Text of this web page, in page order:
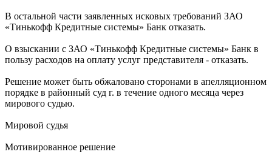
В остальной части заявленных исковых требований ЗАО
«Тинькофф Кредитные системы» Банк отказать.
О взыскании с ЗАО «Тинькофф Кредитные системы» Банк в
пользу расходов на оплату услуг представителя - отказать.
Решение может быть обжаловано сторонами в апелляционном
порядке в районный суд г. в течение одного месяца через
мирового судью.
Мировой судья
Мотивированное решение